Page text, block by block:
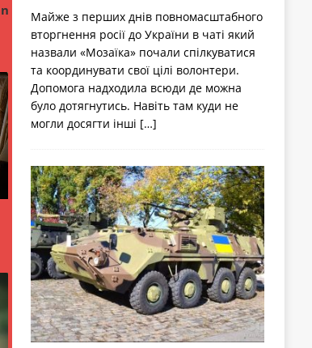
Майже з перших днів повномасштабного
вторгнення росії до України в чаті який
назвали «Мозаїка» почали спілкуватися
та координувати свої цілі волонтери.
Допомога надходила всюди де можна
було дотягнутись. Навіть там куди не
могли досягти інші […]